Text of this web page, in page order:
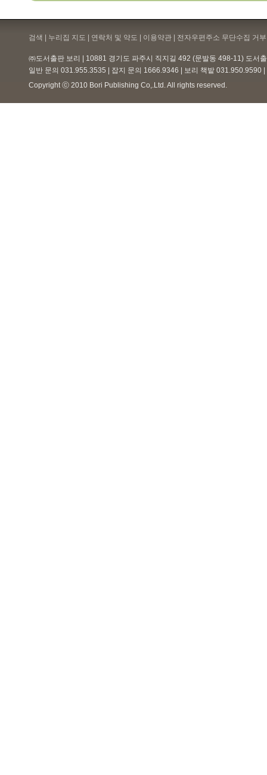
검색 | 누리집 지도 | 연락처 및 약도 | 이용약관 | 전자우편주소 무단수집 거
㈜도서출판 보리 | 10881 경기도 파주시 직지길 492 (문발동 498-11) 도서
일반 문의 031.955.3535 | 잡지 문의 1666.9346 | 보리 책밭 031.950.9590
Copyright ⓒ 2010 Bori Publishing Co,.Ltd. All rights reserved.